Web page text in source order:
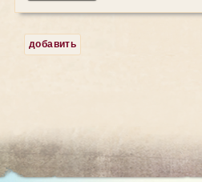
добавить